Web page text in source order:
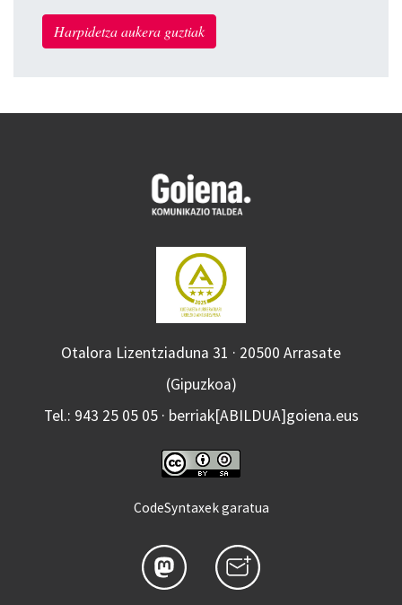
Harpidetza aukera guztiak
Otalora Lizentziaduna 31 · 20500 Arrasate
(Gipuzkoa)
Tel.: 943 25 05 05 · berriak[ABILDUA]goiena.eus
CodeSyntaxek garatua